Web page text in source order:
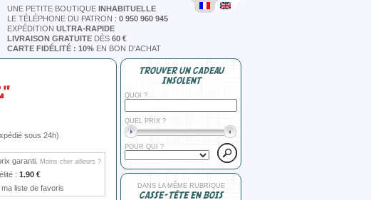
UNE PETITE BOUTIQUE INHABITUELLE
LE TÉLÉPHONE DU PATRON : 0 950 960 945
EXPÉDITION ULTRA-RAPIDE
LIVRAISON GRATUITE DÈS 60 €
CARTE FIDÉLITÉ : 10% EN BON D'ACHAT
sous 24h)
garanti. Moins cher ailleurs ?
: 1.90 €
liste de favoris
TROUVER UN CADEAU
INSOLENT
QUOI ?
QUEL PRIX ?
POUR QUI ?
DANS LA MÊME RUBRIQUE
CASSE-TÊTE EN BOIS